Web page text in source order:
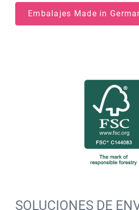
Embalajes Made in
SOLUCIONES DE